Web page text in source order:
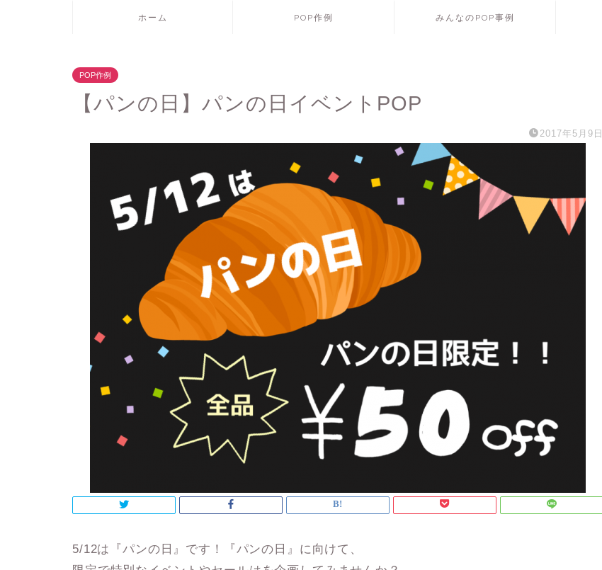
ホーム POP作例 みんなのPOP事例
POP作例
【パンの日】パンの日イベントPOP
2017年5月9日
5/12は『パンの日』です！『パンの日』に向けて、